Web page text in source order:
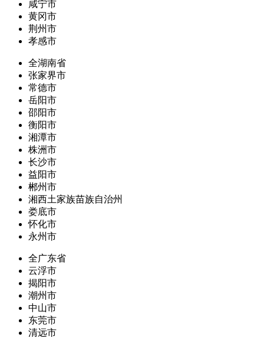
咸宁市
黄冈市
荆州市
孝感市
全湖南省
张家界市
常德市
岳阳市
邵阳市
衡阳市
湘潭市
株洲市
长沙市
益阳市
郴州市
湘西土家族苗族自治州
娄底市
怀化市
永州市
全广东省
云浮市
揭阳市
潮州市
中山市
东莞市
清远市